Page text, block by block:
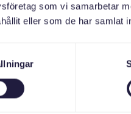
som vi samarbetar
eller som de har samlat